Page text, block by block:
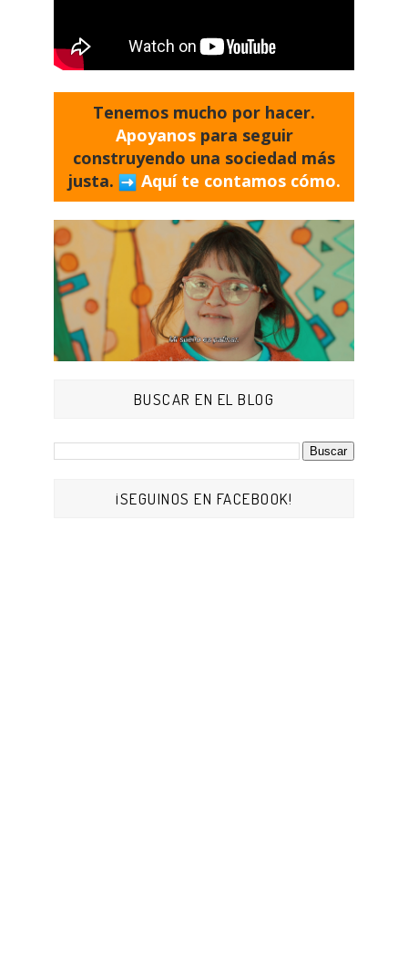
Tenemos mucho por hacer.
Apoyanos para seguir
construyendo una sociedad más
justa.
Aquí te contamos cómo.
BUSCAR EN EL BLOG
¡SEGUINOS EN FACEBOOK!